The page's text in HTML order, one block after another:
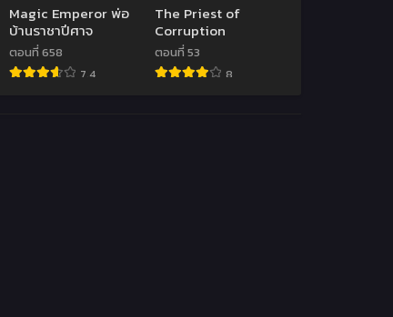
Magic Emperor พ่อ
บ้านราชาปีศาจ
ตอนที่ 658
7.4
The Priest of
Corruption
ตอนที่ 53
8